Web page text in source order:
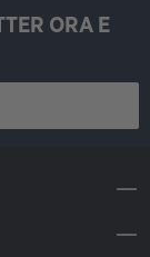
ORA E